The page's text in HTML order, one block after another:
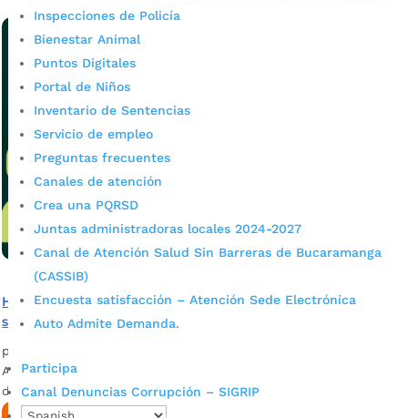
Inspecciones de Policía
Bienestar Animal
Puntos Digitales
Portal de Niños
Inventario de Sentencias
Servicio de empleo
Preguntas frecuentes
Canales de atención
Crea una PQRSD
Juntas administradoras locales 2024-2027
Canal de Atención Salud Sin Barreras de Bucaramanga
(CASSIB)
Encuesta satisfacción – Atención Sede Electrónica
Auto Admite Demanda.
Participa
Canal Denuncias Corrupción – SIGRIP
Habrá dos jornadas de adopción animal este fin de
semana
por
Alcaldía de Bucaramanga continúa promoviendo las jornadas
de adopción animal y vacunación antirrábica gratuita.